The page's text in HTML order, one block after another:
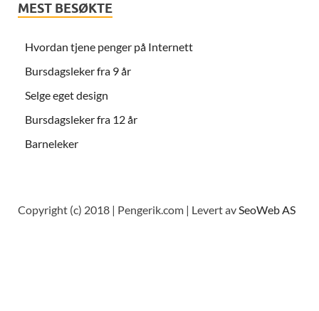
MEST BESØKTE
Hvordan tjene penger på Internett
Bursdagsleker fra 9 år
Selge eget design
Bursdagsleker fra 12 år
Barneleker
Copyright (c) 2018 | Pengerik.com | Levert avSeoWeb AS